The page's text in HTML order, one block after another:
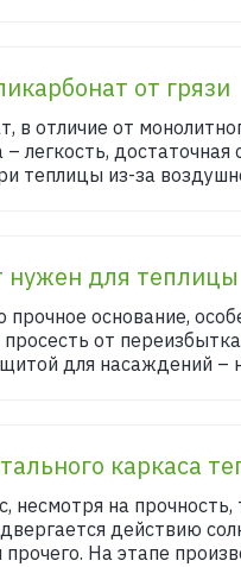
от грязи
в отличие от
– легкость,
теплицы из-за
нужен для теплицы
основание,
от
для насаждений –
каркаса
несмотря на
действию
На этапе